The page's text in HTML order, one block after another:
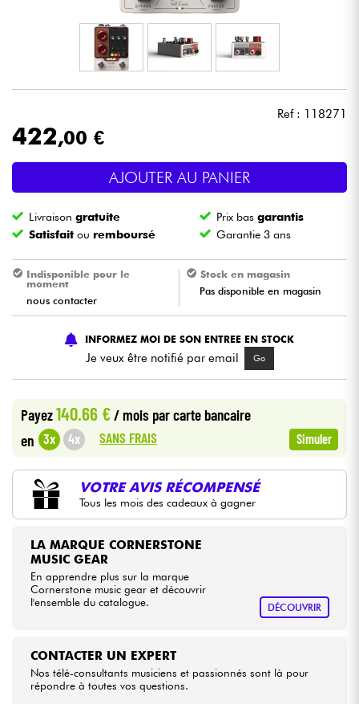
Micros & HF
Eclairage
Batteries & Percu
Vents
Violons & Quatuor
Eveil Musical
Câbles & Access.
Packs
Voir nos marques
Ref : 118271
422,00 €
AJOUTER AU PANIER
Livraisongratuite Prix basgarantis
Satisfait ou remboursé Garantie 3 ans
Indisponible pour le
moment
nous contacter
Stock en magasin
Pas disponible en magasin
INFORMEZ MOI DE SON ENTREE EN STOCK
Je veux être notifié par email Go
Payez140.66 €/ mois par carte bancaire
en 3x 4x SANS FRAIS Simuler
VOTRE AVIS RÉCOMPENSÉ
Tous les mois des cadeaux à gagner
LA MARQUE CORNERSTONE
MUSIC GEAR
En apprendre plus sur la marque
Cornerstone music gear et découvrir
l'ensemble du catalogue.
DÉCOUVRIR
CONTACTER UN EXPERT
Nos télé-consultants musiciens et passionnés sont là pour
répondre à toutes vos questions.